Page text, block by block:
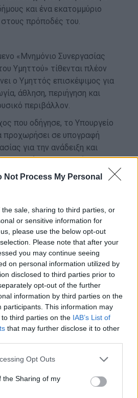
Not Process My Personal
sale, sharing to third parties, or
or sensitive information for
please use the below opt-out
Please note that after your
you may continue seeing
on personal information utilized by
disclosed to third parties prior to
opt-out of the further
information by third parties on the
participants. This information may
third parties on the IAB’s List of
that may further disclose it to other
app uses one or more Google
usage behaviour. You may click to
Google and its third-party tags to
Opt Outs
the Sharing of my
και ένα εκατομμύριο
πρόποδές του.
«Μνημόνιο Συνεργασίας
Υμηττού» τίθενται πλέον
ο Υμηττός επισκέψιμος για
άθληση, περιήγηση και
περιβάλλον.
που οδήγησε, το Υπουργείο
προχωρήσει σε υπογραφή
για την ανάδειξη και
του βουνού.
διότι φέρνει πιο
φέρνει τα παιδιά στο
Περιβάλλοντος Κωστής
ότι γύρω από τον
ένα εκατομμύριο
από τη
πρόκειται να
το ΥΠΕΝ, περιλαμβάνουν
πεζοπορικού δικτύου
ανάδειξής του
για τους πολίτες και
Λεκανοπεδίου.